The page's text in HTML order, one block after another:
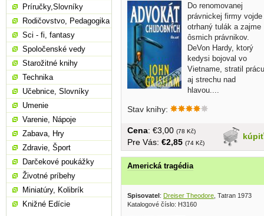
Do renomovanej
právnickej firmy vojde
otrhaný tulák a zajme
ôsmich právnikov.
DeVon Hardy, ktorý
kedysi bojoval vo
Vietname, stratil prácu
aj strechu nad
hlavou....
Stav knihy:
kúpiť
Cena: €3,00 (78 Kč)
Pre Vás: €2,85 (74 Kč)
Americká tragédia
Spisovatel : Dreiser Theodore, Tatran 1973
Katalogové číslo: H3160
Príručky,Slovníky
Rodičovstvo, Pedagogika
Sci - fi, fantasy
Spoločenské vedy
Starožitné knihy
Technika
Učebnice, Slovníky
Umenie
Varenie, Nápoje
Zabava, Hry
Zdravie, Šport
Darčekové poukážky
Životné príbehy
Miniatúry, Kolibrík
Knižné Edície